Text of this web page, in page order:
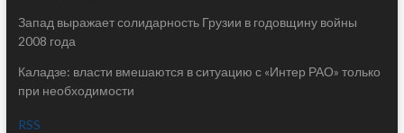
Запад выражает солидарность Грузии в годовщину войны
2008 года
Каладзе: власти вмешаются в ситуацию с «Интер РАО» только
при необходимости
RSS